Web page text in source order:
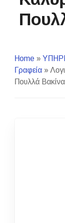
Home »
Γραφεία »
Πουλλά Βακίνα